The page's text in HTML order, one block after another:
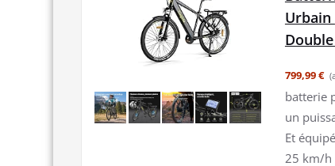
Urbain
799,99 €
batterie
un
Et
25 km/h